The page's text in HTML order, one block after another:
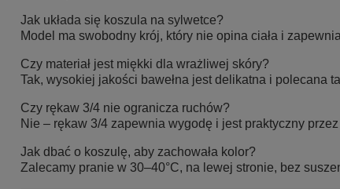
Jak układa się koszula na sylwetce?
Model ma swobodny krój, który nie opina ciała i
Czy materiał jest miękki dla wrażliwej skóry?
Tak, wysokiej jakości bawełna jest delikatna i polecana
Czy rękaw 3/4 nie ogranicza ruchów?
Nie – rękaw 3/4 zapewnia wygodę i jest praktyczny przez
Jak dbać o koszulę, aby zachowała kolor?
Zalecamy pranie w 30–40°C, na lewej stronie, bez